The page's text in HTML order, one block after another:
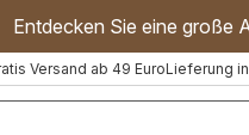
Entdecken Sie eine große
Versand ab 49 EuroLieferung